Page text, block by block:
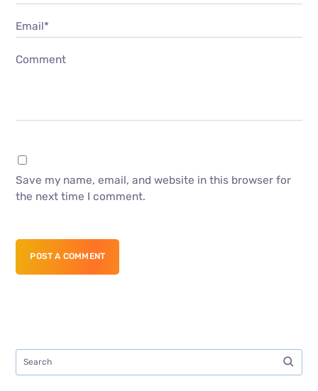
Email*
Comment
Save my name, email, and website in this browser for
the next time I comment.
POST A COMMENT